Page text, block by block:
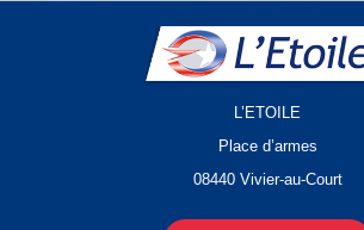
L’ETOILE
Place d’armes
08440 Vivier-au-Court